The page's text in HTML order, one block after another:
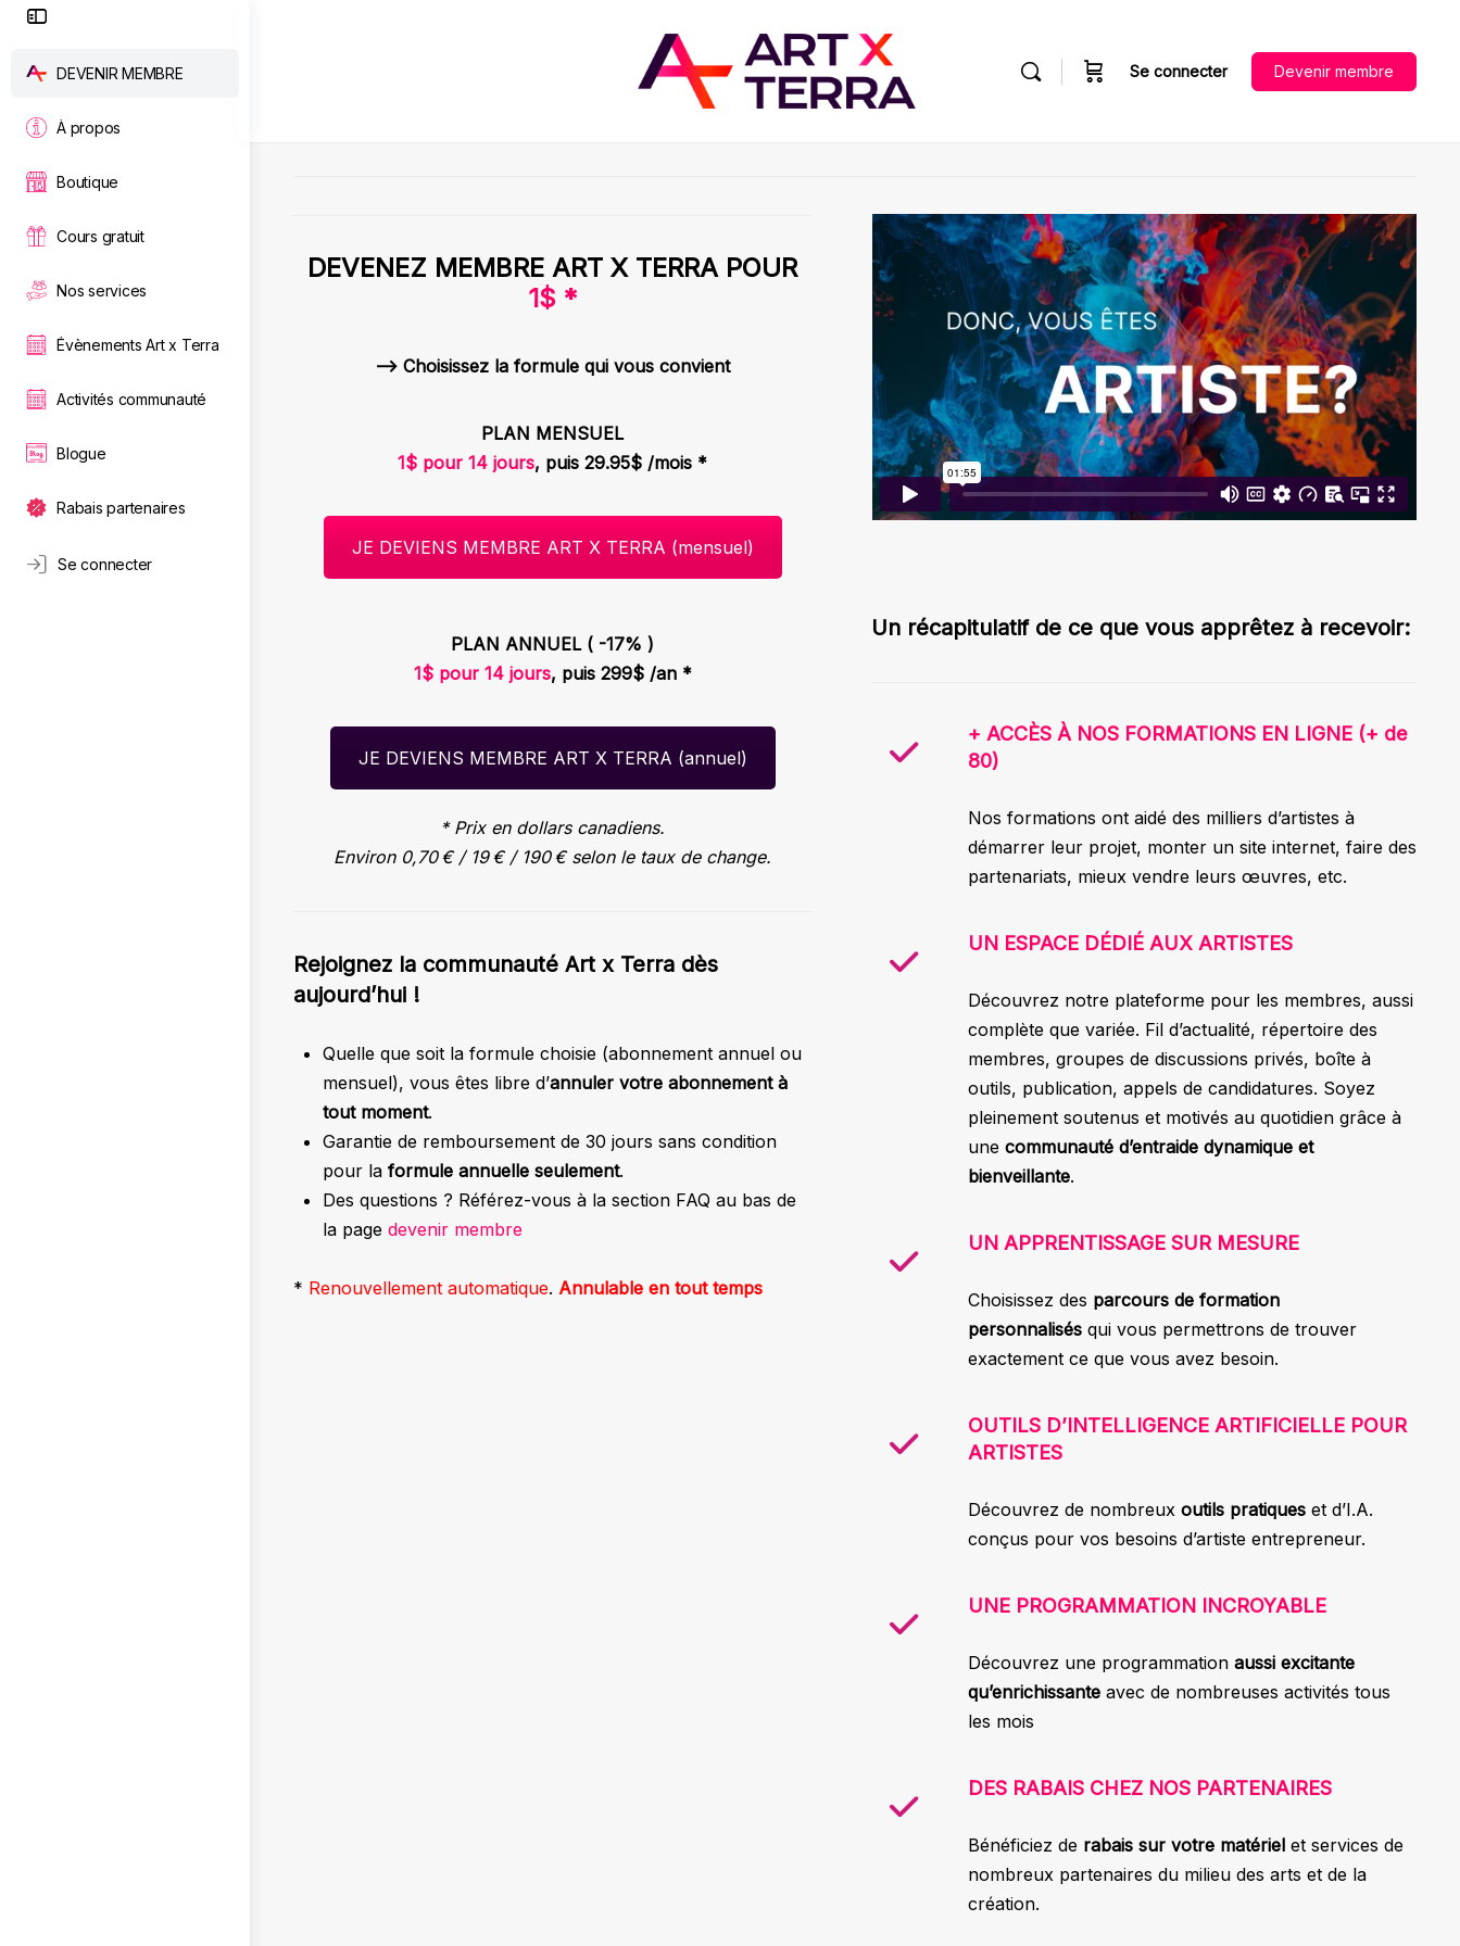
Panel
DEVENIR MEMBRE
À propos
Boutique
Cours gratuit
Nos services
Évènements Art x Terra
Activités communauté
Blogue
Rabais partenaires
Se connecter
Se connecter Devenir membre
DEVENEZ MEMBRE ART X TERRA POUR
1$ *
–> Choisissez la formule qui vous convient
PLAN MENSUEL
1$ pour 14 jours, puis 29.95$ /mois *
JE DEVIENS MEMBRE ART X TERRA (mensuel)
PLAN ANNUEL ( -17% )
1$ pour 14 jours, puis 299$ /an *
JE DEVIENS MEMBRE ART X TERRA (annuel)
* Prix en dollars canadiens.
Environ 0,70 € / 19 € / 190 € selon le taux de change.
Rejoignez la communauté Art x Terra dès
aujourd’hui !
Quelle que soit la formule choisie (abonnement annuel ou
mensuel), vous êtes libre d’annuler votre abonnement à
tout moment.
Garantie de remboursement de 30 jours sans condition
pour la formule annuelle seulement.
Des questions ? Référez-vous à la section FAQ au bas de
la page devenir membre
* Renouvellement automatique. Annulable en tout temps
Un récapitulatif de ce que vous apprêtez à recevoir:
+ ACCÈS À NOS FORMATIONS EN LIGNE (+ de
80)
Nos formations ont aidé des milliers d’artistes à
démarrer leur projet, monter un site internet, faire des
partenariats, mieux vendre leurs œuvres, etc.
UN ESPACE DÉDIÉ AUX ARTISTES
Découvrez notre plateforme pour les membres, aussi
complète que variée. Fil d’actualité, répertoire des
membres, groupes de discussions privés, boîte à
outils, publication, appels de candidatures. Soyez
pleinement soutenus et motivés au quotidien grâce à
une communauté d’entraide dynamique et
bienveillante.
UN APPRENTISSAGE SUR MESURE
Choisissez des parcours de formation
personnalisésqui vous permettrons de trouver
exactement ce que vous avez besoin.
OUTILS D’INTELLIGENCE ARTIFICIELLE POUR
ARTISTES
Découvrez de nombreux outils pratiqueset d’I.A.
conçus pour vos besoins d’artiste entrepreneur.
UNE PROGRAMMATION INCROYABLE
Découvrez une programmation aussi excitante
qu’enrichissanteavec de nombreuses activités tous
les mois
DES RABAIS CHEZ NOS PARTENAIRES
Bénéficiez de rabais sur votre matérielet services de
nombreux partenaires du milieu des arts et de la
création.